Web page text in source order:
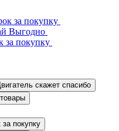
за покупку
Выгодно
за покупку
скажет спасибо
за покупку